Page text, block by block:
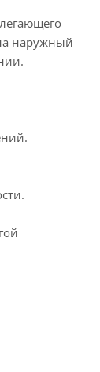
наружный